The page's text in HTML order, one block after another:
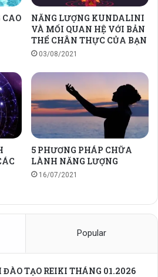
CAO
NĂNG LƯỢNG KUNDALINI
VÀ MỐI QUAN HỆ VỚI BẢN
THỂ CHÂN THỰC CỦA BẠN
03/08/2021
5 PHƯƠNG PHÁP CHỮA
LÀNH NĂNG LƯỢNG
16/07/2021
Popular
ĐÀO TẠO REIKI THÁNG 01.2026